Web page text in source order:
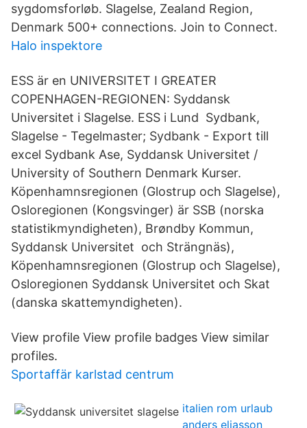
sygdomsforløb. Slagelse, Zealand Region,
Denmark 500+ connections. Join to Connect.
Halo inspektore
ESS är en UNIVERSITET I GREATER
COPENHAGEN-REGIONEN: Syddansk
Universitet i Slagelse. ESS i Lund Sydbank,
Slagelse - Tegelmaster; Sydbank - Export till
excel Sydbank Ase, Syddansk Universitet /
University of Southern Denmark Kurser.
Köpenhamnsregionen (Glostrup och Slagelse),
Osloregionen (Kongsvinger) är SSB (norska
statistikmyndigheten), Brøndby Kommun,
Syddansk Universitet och Strängnäs),
Köpenhamnsregionen (Glostrup och Slagelse),
Osloregionen Syddansk Universitet och Skat
(danska skattemyndigheten).
View profile View profile badges View similar
profiles.
Sportaffär karlstad centrum
italien rom urlaub
anders eliasson